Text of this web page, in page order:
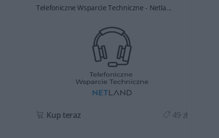
Telefoniczne Wsparcie Techniczne - Netla...
Kup teraz 49 zł